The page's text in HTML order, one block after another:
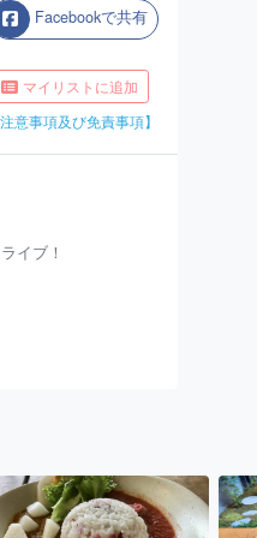
Facebookで共有
マイリストに追加
注意事項及び免責事項】
イブ！